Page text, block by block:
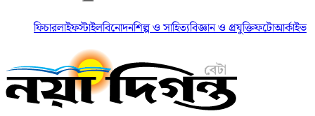
ফিচারলাইফস্টাইলবিনোদনশিল্প ও সাহিত্যবিজ্ঞান ও প্রযুক্তিফটোআর্কাইভ